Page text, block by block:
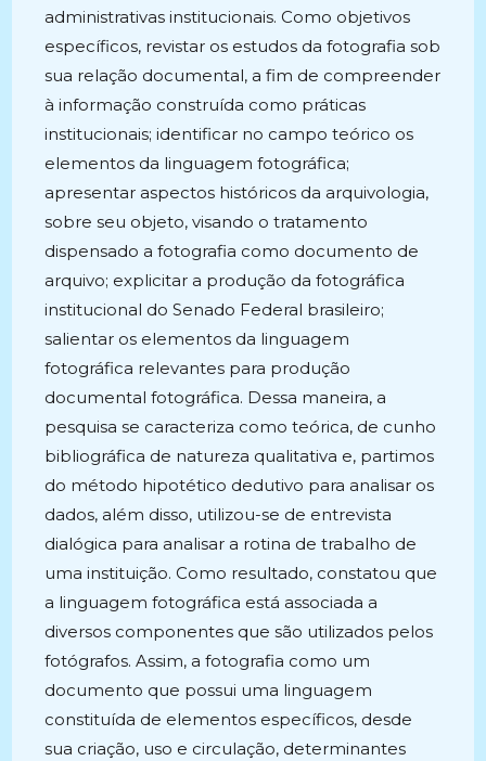
administrativas institucionais. Como objetivos
específicos, revistar os estudos da fotografia sob
sua relação documental, a fim de compreender
à informação construída como práticas
institucionais; identificar no campo teórico os
elementos da linguagem fotográfica;
apresentar aspectos históricos da arquivologia,
sobre seu objeto, visando o tratamento
dispensado a fotografia como documento de
arquivo; explicitar a produção da fotográfica
institucional do Senado Federal brasileiro;
salientar os elementos da linguagem
fotográfica relevantes para produção
documental fotográfica. Dessa maneira, a
pesquisa se caracteriza como teórica, de cunho
bibliográfica de natureza qualitativa e, partimos
do método hipotético dedutivo para analisar os
dados, além disso, utilizou-se de entrevista
dialógica para analisar a rotina de trabalho de
uma instituição. Como resultado, constatou que
a linguagem fotográfica está associada a
diversos componentes que são utilizados pelos
fotógrafos. Assim, a fotografia como um
documento que possui uma linguagem
constituída de elementos específicos, desde
sua criação, uso e circulação, determinantes